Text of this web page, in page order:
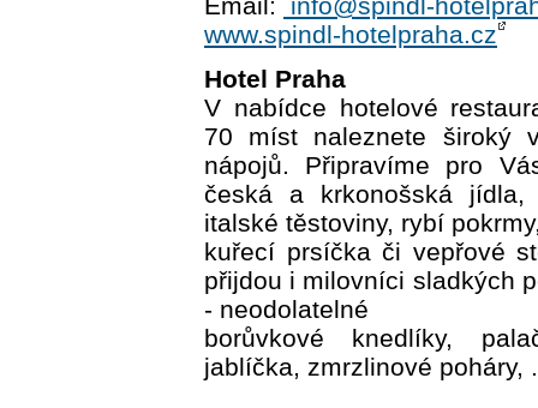
www.spindl-hotelpraha.cz
Hotel Praha
V nabídce hotelové
70 míst naleznete široký
nápojů. Připravíme pro
česká a krkonošská
italské těstoviny, rybí
kuřecí prsíčka či vepřové
přijdou i milovníci sladkých
- neodolatelné
borůvkové knedlíky,
jablíčka, zmrzlinové poháry,